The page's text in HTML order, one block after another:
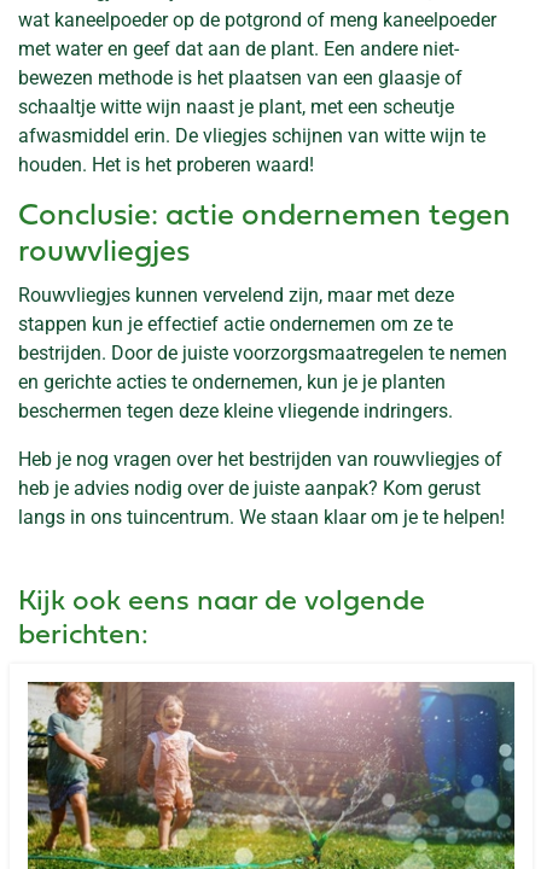
wat kaneelpoeder op de potgrond of meng kaneelpoeder
met water en geef dat aan de plant. Een andere niet-
bewezen methode is het plaatsen van een glaasje of
schaaltje witte wijn naast je plant, met een scheutje
afwasmiddel erin. De vliegjes schijnen van witte wijn te
houden. Het is het proberen waard!
Conclusie: actie ondernemen tegen
rouwvliegjes
Rouwvliegjes kunnen vervelend zijn, maar met deze
stappen kun je effectief actie ondernemen om ze te
bestrijden. Door de juiste voorzorgsmaatregelen te nemen
en gerichte acties te ondernemen, kun je je planten
beschermen tegen deze kleine vliegende indringers.
Heb je nog vragen over het bestrijden van rouwvliegjes of
heb je advies nodig over de juiste aanpak? Kom gerust
langs in ons tuincentrum. We staan klaar om je te helpen!
Kijk ook eens naar de volgende
berichten: